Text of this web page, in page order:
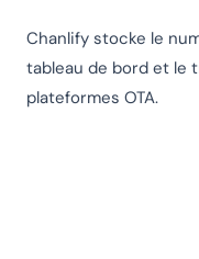
Chanlify stocke le
tableau de bord et le
plateformes OTA.